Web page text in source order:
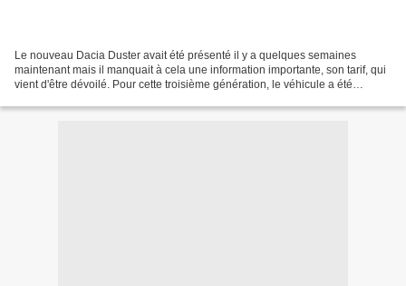
Le nouveau Dacia Duster avait été présenté il y a quelques semaines
maintenant mais il manquait à cela une information importante, son tarif, qui
vient d'être dévoilé. Pour cette troisième génération, le véhicule a été